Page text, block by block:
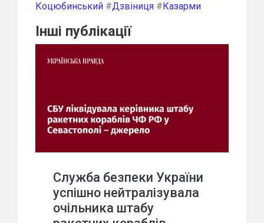
Коцюбинський #Дзвіниця # Казарми
Інші публікації
Служба безпеки України
успішно нейтралізувала
очільника штабу